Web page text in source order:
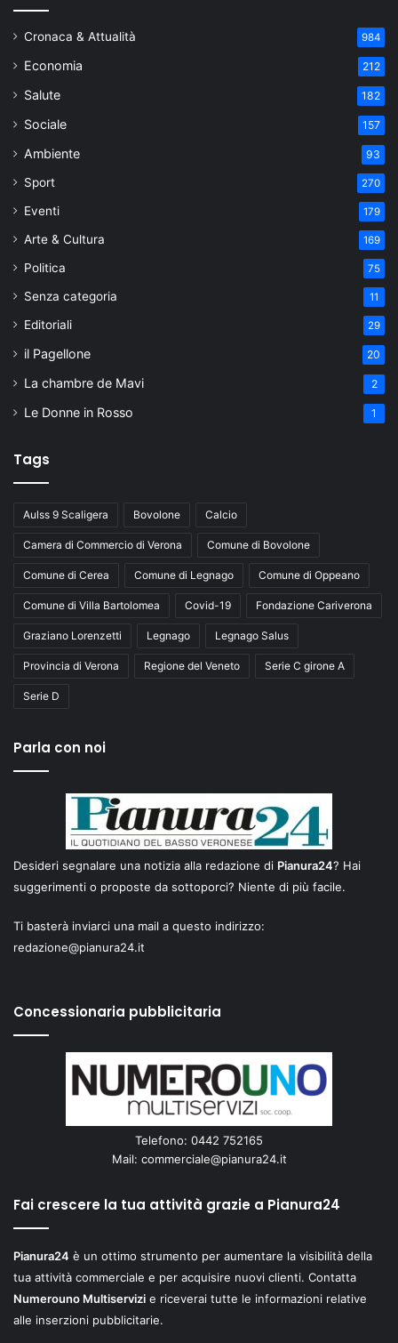
Cronaca & Attualità 984
Economia 212
Salute 182
Sociale 157
Ambiente 93
Sport 270
Eventi 179
Arte & Cultura 169
Politica 75
Senza categoria 11
Editoriali 29
il Pagellone 20
La chambre de Mavi 2
Le Donne in Rosso 1
Tags
Aulss 9 Scaligera Bovolone Calcio
Camera di Commercio di Verona Comune di Bovolone
Comune di Cerea Comune di Legnago Comune di Oppeano
Comune di Villa Bartolomea Covid-19 Fondazione Cariverona
Graziano Lorenzetti Legnago Legnago Salus
Provincia di Verona Regione del Veneto Serie C girone A
Serie D
Parla con noi
Desideri segnalare una notizia alla redazione di Pianura24? Hai
suggerimenti o proposte da sottoporci? Niente di più facile.
Ti basterà inviarci una mail a questo indirizzo:
redazione@pianura24.it
Concessionaria pubblicitaria
Telefono: 0442 752165
Mail: commerciale@pianura24.it
Fai crescere la tua attività grazie a Pianura24
Pianura24 è un ottimo strumento per aumentare la visibilità della
tua attività commerciale e per acquisire nuovi clienti. Contatta
Numerouno Multiservizi e riceverai tutte le informazioni relative
alle inserzioni pubblicitarie.